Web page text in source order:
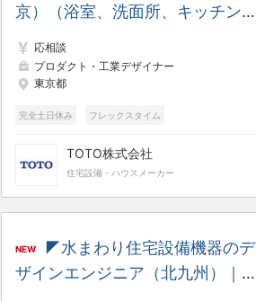
京）（浴室、洗面所、キッチン関
室・キッチンなど「世界の日常」
を形にする◢ 水まわりを通じて
「ウェルネス空間」を創造するプ
応相談
プロダクト・工業デザイナー
東京都
完全土日休み フレックスタイム
TOTO株式会社
住宅設備・ハウスメーカー
NEW
◤水まわり住宅設備機器のデ
ザインエンジニア（北九州）｜衛